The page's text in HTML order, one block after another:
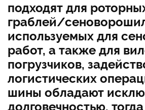
подходят для
граблей/
используемых для
работ, а также для
погрузчиков,
логистических
шины обладают
долговечностью,